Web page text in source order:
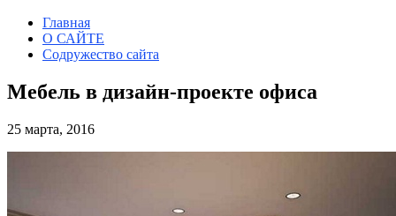
Главная
О САЙТЕ
Содружество сайта
Мебель в дизайн-проекте офиса
25 марта, 2016